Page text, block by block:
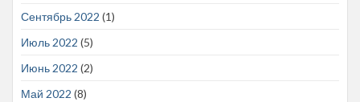
Сентябрь 2022 (1)
Июль 2022 (5)
Июнь 2022 (2)
Май 2022 (8)